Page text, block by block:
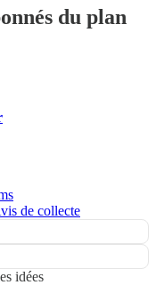
du plan
de collecte
idées